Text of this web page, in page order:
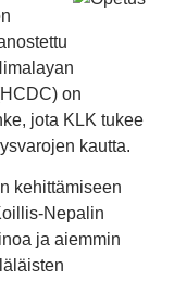
on
jota KLK tukee
kautta.
kehittämiseen
Nepalin
ja aiemmin